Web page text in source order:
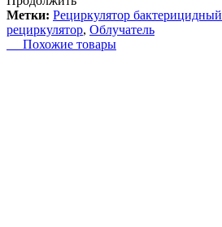
Метки: Рециркулятор бактерицидный
рециркулятор, Облучатель
Похожие товары